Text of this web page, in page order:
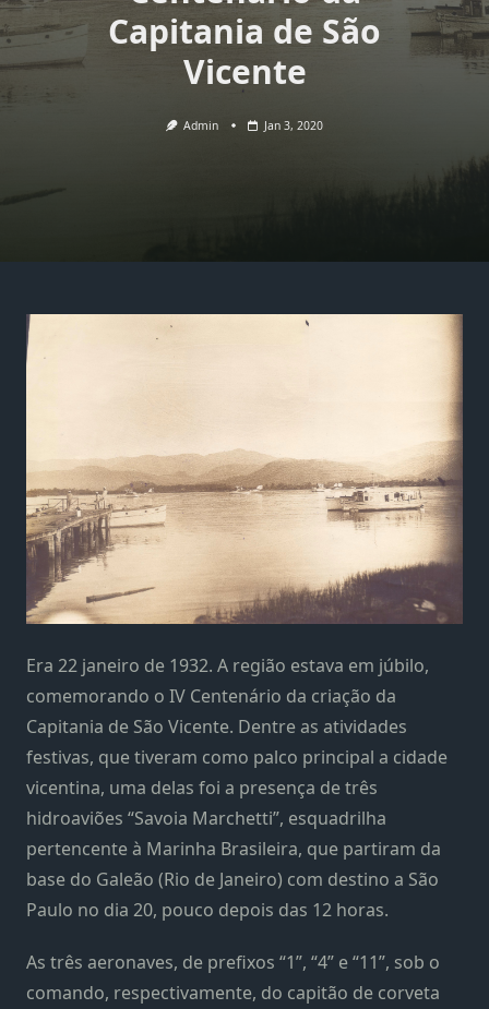
Capitania de São
Vicente
Admin Jan 3, 2020
Era 22 janeiro de 1932. A região estava em júbilo,
comemorando o IV Centenário da criação da
Capitania de São Vicente. Dentre as atividades
festivas, que tiveram como palco principal a cidade
vicentina, uma delas foi a presença de três
hidroaviões “Savoia Marchetti”, esquadrilha
pertencente à Marinha Brasileira, que partiram da
base do Galeão (Rio de Janeiro) com destino a São
Paulo no dia 20, pouco depois das 12 horas.
As três aeronaves, de prefixos “1”, “4” e “11”, sob o
comando, respectivamente, do capitão de corveta